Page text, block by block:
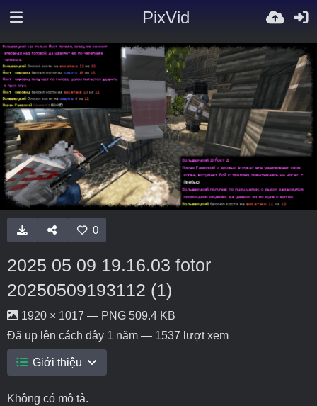
PixVid
0
2025 05 09 19.16.03 fotor
20250509193112 (1)
1920 × 1017 — PNG 509.4 KB
Đã up lên cách đây 1 năm — 1537 lượt xem
Giới thiệu
Không có mô tả.